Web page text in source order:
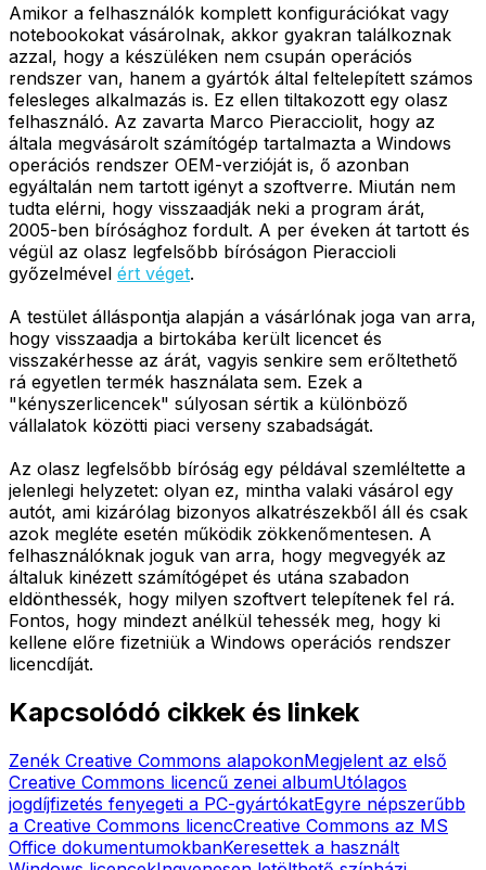
Amikor a felhasználók komplett konfigurációkat vagy
notebookokat vásárolnak, akkor gyakran találkoznak
azzal, hogy a készüléken nem csupán operációs
rendszer van, hanem a gyártók által feltelepített számos
felesleges alkalmazás is. Ez ellen tiltakozott egy olasz
felhasználó. Az zavarta Marco Pieracciolit, hogy az
általa megvásárolt számítógép tartalmazta a Windows
operációs rendszer OEM-verzióját is, ő azonban
egyáltalán nem tartott igényt a szoftverre. Miután nem
tudta elérni, hogy visszaadják neki a program árát,
2005-ben bírósághoz fordult. A per éveken át tartott és
végül az olasz legfelsőbb bíróságon Pieraccioli
győzelmével ért véget.
A testület álláspontja alapján a vásárlónak joga van arra,
hogy visszaadja a birtokába került licencet és
visszakérhesse az árát, vagyis senkire sem erőltethető
rá egyetlen termék használata sem. Ezek a
"kényszerlicencek" súlyosan sértik a különböző
vállalatok közötti piaci verseny szabadságát.
Az olasz legfelsőbb bíróság egy példával szemléltette a
jelenlegi helyzetet: olyan ez, mintha valaki vásárol egy
autót, ami kizárólag bizonyos alkatrészekből áll és csak
azok megléte esetén működik zökkenőmentesen. A
felhasználóknak joguk van arra, hogy megvegyék az
általuk kinézett számítógépet és utána szabadon
eldönthessék, hogy milyen szoftvert telepítenek fel rá.
Fontos, hogy mindezt anélkül tehessék meg, hogy ki
kellene előre fizetniük a Windows operációs rendszer
licencdíját.
Kapcsolódó cikkek és linkek
Zenék Creative Commons alapokonMegjelent az első
Creative Commons licencű zenei albumUtólagos
jogdíjfizetés fenyegeti a PC-gyártókatEgyre népszerűbb
a Creative Commons licencCreative Commons az MS
Office dokumentumokbanKeresettek a használt